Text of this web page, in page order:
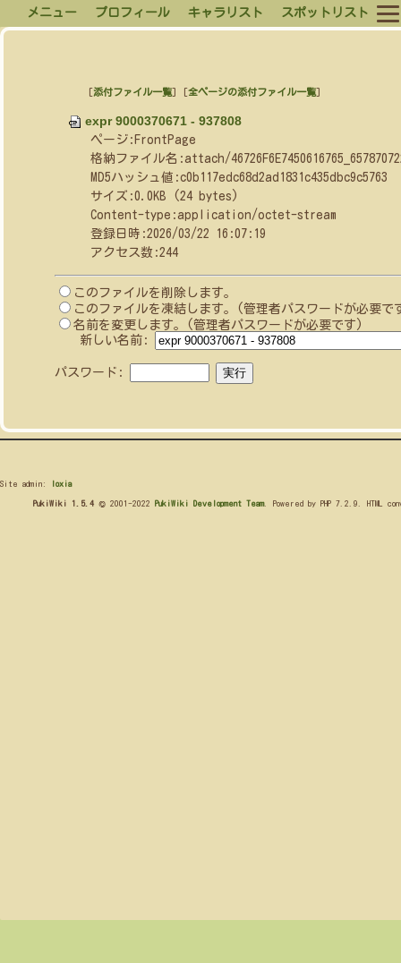
メニュー プロフィール キャラリスト スポットリスト
[添付ファイル一覧] [全ページの添付ファイル一覧]
expr 9000370671 - 937808
ページ:FrontPage
格納ファイル名:attach/
MD5ハッシュ値:c0b117edc68d2ad1831c435dbc9c5763
サイズ:0.0KB (24 bytes)
Content-type:application/octet-stream
登録日時:2026/03/22 16:07:19
アクセス数:244
このファイルを削除します。
このファイルを凍結します。(管理者パスワードが必要で
名前を変更します。(管理者パスワードが必要です)
新しい名前:
パスワード:
Site admin: loxia
PukiWiki 1.5.4 © 2001-2022 PukiWiki Development Team. Powered by PHP 7.2.9. HTML